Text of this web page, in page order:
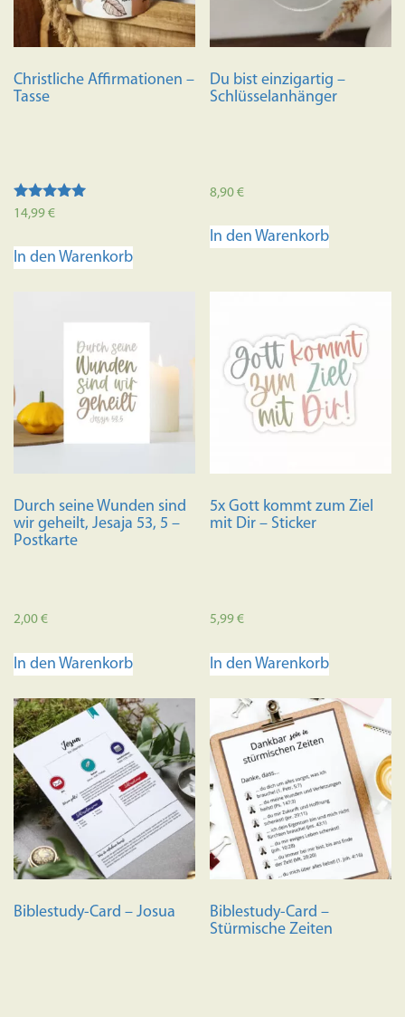
auf
der
gewählt
Christliche Affirmationen –
Tasse
Bewertet mit
5.00
14,99€
In den Warenkorb
Du bist einzigartig –
Schlüsselanhänger
8,90€
In den Warenkorb
Durch seine Wunden sind
wir geheilt, Jesaja 53, 5 –
Postkarte
2,00€
In den Warenkorb
5x Gott kommt zum Ziel
mit Dir – Sticker
5,99€
In den Warenkorb
Biblestudy-Card – Josua
Biblestudy-Card –
Stürmische Zeiten